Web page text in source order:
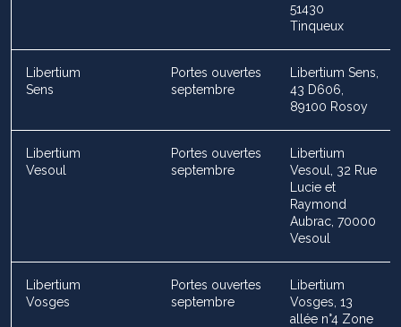
51430
Tinqueux
Libertium
Sens
Portes ouvertes
septembre
Libertium Sens,
43 D606,
89100 Rosoy
Libertium
Vesoul
Portes ouvertes
septembre
Libertium
Vesoul, 32 Rue
Lucie et
Raymond
Aubrac, 70000
Vesoul
Libertium
Vosges
Portes ouvertes
septembre
Libertium
Vosges, 13
allée n°4 Zone